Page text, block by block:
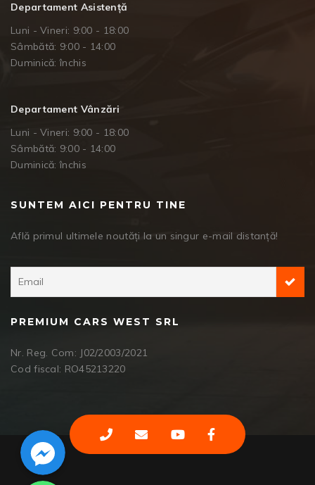
Departament Asistență
Luni - Vineri: 9:00 - 18:00
Sâmbătă: 9:00 - 14:00
Duminică: închis
Departament Vânzări
Luni - Vineri: 9:00 - 18:00
Sâmbătă: 9:00 - 14:00
Duminică: închis
SUNTEM AICI PENTRU TINE
Află primul ultimele noutăți la un singur e-mail distanță!
PREMIUM CARS WEST SRL
Nr. Reg. Com: J02/2003/2021
Cod fiscal: RO45213220
Facebook Messenger
WhatsApp